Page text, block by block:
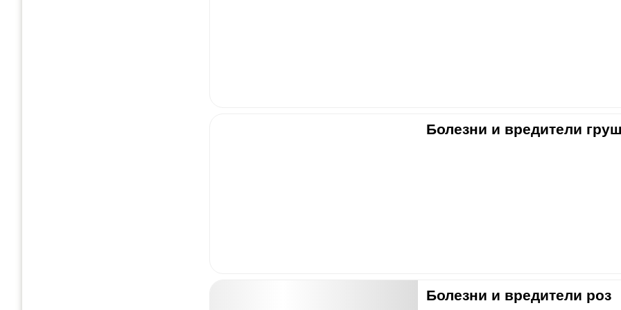
Болезни и вредители
Болезни и вредители роз